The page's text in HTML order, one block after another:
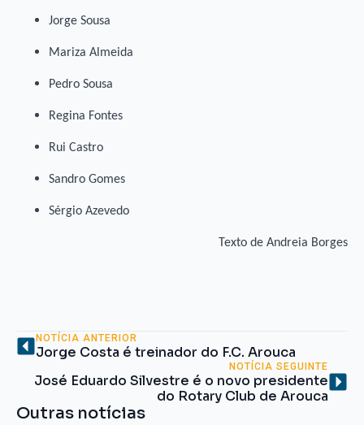
Jorge Sousa
Mariza Almeida
Pedro Sousa
Regina Fontes
Rui Castro
Sandro Gomes
Sérgio Azevedo
Texto de Andreia Borges
NOTÍCIA ANTERIOR
Jorge Costa é treinador do F.C. Arouca
NOTÍCIA SEGUINTE
José Eduardo Silvestre é o novo presidente
do Rotary Club de Arouca
Outras notícias